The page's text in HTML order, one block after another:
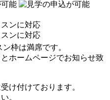
枠は満席です。
ホームページでお知らせ致
け付けております。
。